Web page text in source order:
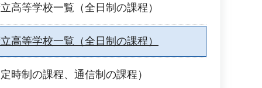
高等学校一覧（全日制の課程）
高等学校一覧（全日制の課程）
時制の課程、通信制の課程）